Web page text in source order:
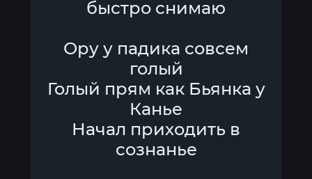
быстро снимаю
Ору у падика совсем
голый
Голый прям как Бьянка у
Канье
Начал приходить в
сознанье